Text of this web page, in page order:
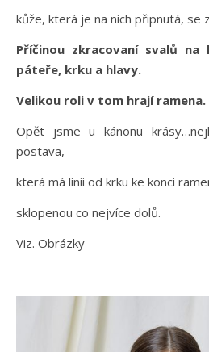
kůže, která je na nich připnutá, se
Příčinou zkracovaní svalů
páteře, krku a hlavy.
Velikou roli v tom hrají ramena.
Opět jsme u kánonu
postava,
která má linii od krku ke konci
sklopenou co nejvíce dolů.
Viz. Obrázky